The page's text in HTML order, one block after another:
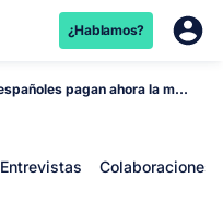
¿Hablamos?
Los españoles pagan ahora la misma cuota por su...
Entrevistas Colaboraciones